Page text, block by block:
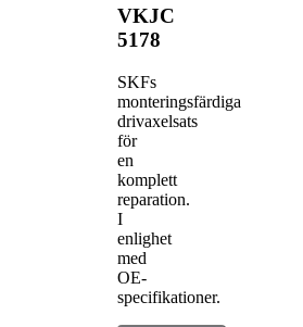
VKJC
5178
SKFs
monteringsfärdiga
drivaxelsats
för
en
komplett
reparation.
I
enlighet
med
OE-
specifikationer.